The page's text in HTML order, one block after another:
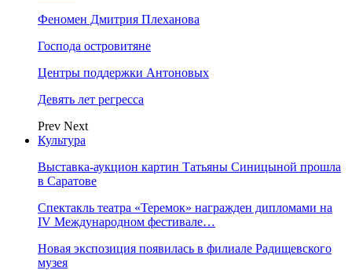
Феномен Дмитрия Плеханова
Господа островитяне
Центры поддержки Антоновых
Девять лет регресса
Prev Next
Культура
Выставка-аукцион картин Татьяны Синицыной прошла
в Саратове
Спектакль театра «Теремок» награжден дипломами на
IV Международном фестивале…
Новая экспозиция появилась в филиале Радищевского
музея